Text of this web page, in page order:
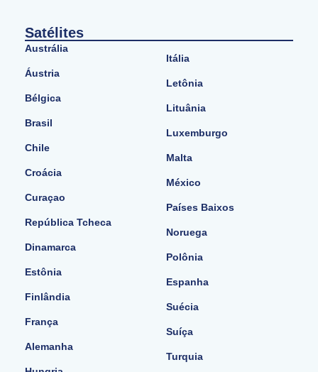
Satélites
Austrália
Áustria
Bélgica
Brasil
Chile
Croácia
Curaçao
República Tcheca
Dinamarca
Estônia
Finlândia
França
Alemanha
Itália
Letônia
Lituânia
Luxemburgo
Malta
México
Países Baixos
Noruega
Polônia
Espanha
Suécia
Suíça
Turquia